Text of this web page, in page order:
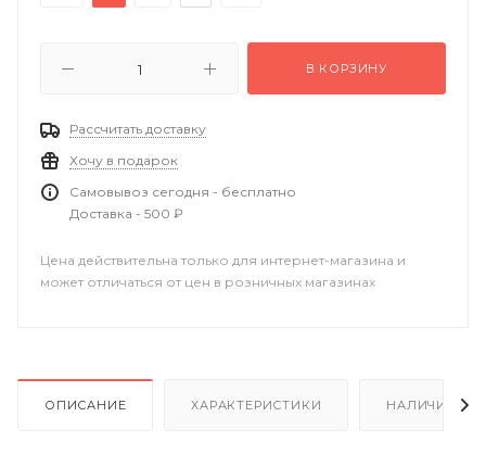
В КОРЗИНУ
Рассчитать доставку
Хочу в подарок
Самовывоз сегодня - бесплатно
Доставка - 500 ₽
Цена действительна только для интернет-магазина и
может отличаться от цен в розничных магазинах
ОПИСАНИЕ ХАРАКТЕРИСТИКИ НАЛИЧИЕ В